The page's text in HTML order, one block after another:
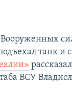
Вооруженных
танк и
рассказал
ВСУ